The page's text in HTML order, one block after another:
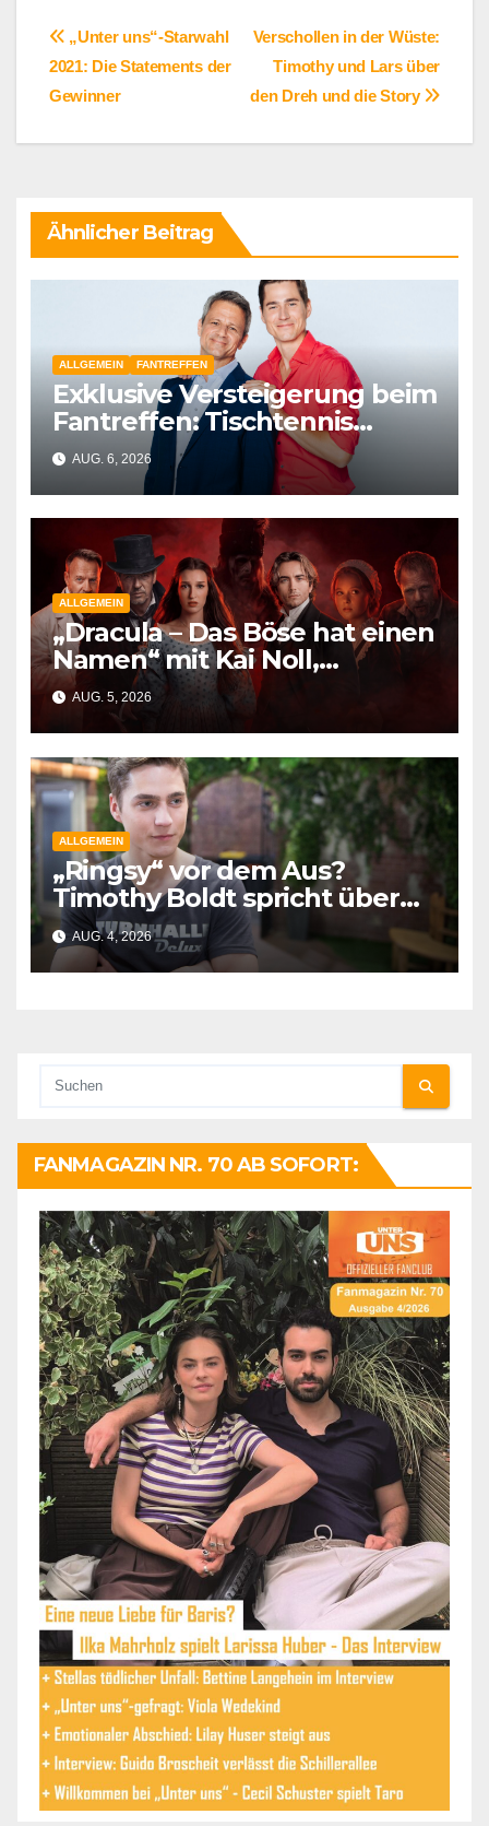
Beitragsnavigation
Verschollen in der Wüste:
Timothy und Lars über
den Dreh und die Story
„Unter uns“-Starwahl
2021: Die Statements der
Gewinner
Ähnlicher Beitrag
ALLGEMEIN FANTREFFEN
Exklusive Versteigerung beim
Fantreffen: Tischtennis
spielen mit Jens Hajek und
Timothy Boldt für den guten
Zweck
AUG. 6, 2026
ALLGEMEIN
„Dracula – Das Böse hat einen
Namen“ mit Kai Noll,
Jonathan Elias Weiske und
Dustin Semmelrogge
AUG. 5, 2026
ALLGEMEIN
„Ringsy“ vor dem Aus?
Timothy Boldt spricht über
Ringos Gedächtnisverlust
AUG. 4, 2026
FANMAGAZIN NR. 70 AB SOFORT: